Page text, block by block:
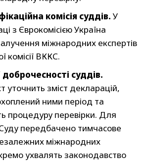
комісія суддів. У
з Єврокомісією Україна
міжнародних експертів
комісії ВККС.
суддів.
уточнить зміст декларацій,
ними період та
процедуру перевірки. Для
передбачено тимчасове
міжнародних
ухвалять законодавство